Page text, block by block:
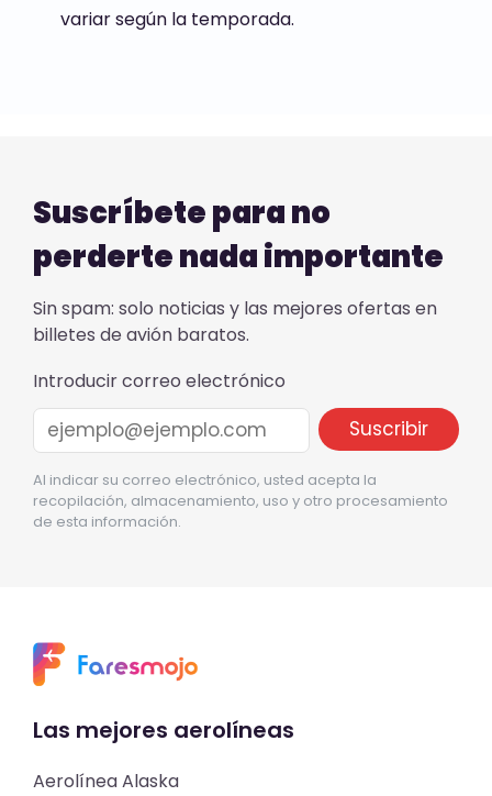
variar según la temporada.
Suscríbete para no
perderte nada importante
Sin spam: solo noticias y las mejores ofertas en
billetes de avión baratos.
Introducir correo electrónico
Al indicar su correo electrónico, usted acepta la
recopilación, almacenamiento, uso y otro procesamiento
de esta información.
Las mejores aerolíneas
Aerolínea Alaska